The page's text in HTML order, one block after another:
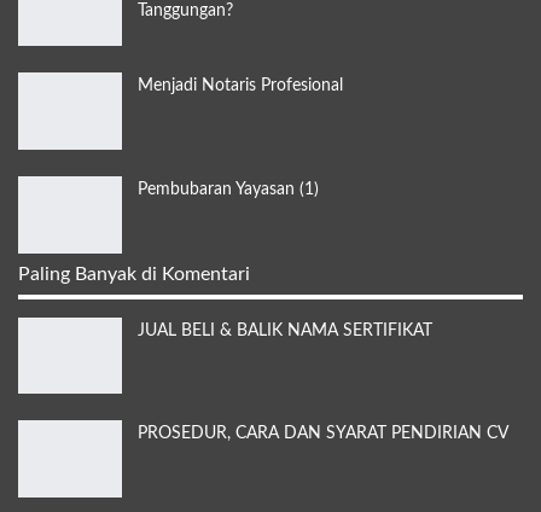
Tanggungan?
Menjadi Notaris Profesional
Pembubaran Yayasan (1)
Paling Banyak di Komentari
JUAL BELI & BALIK NAMA SERTIFIKAT
PROSEDUR, CARA DAN SYARAT PENDIRIAN CV